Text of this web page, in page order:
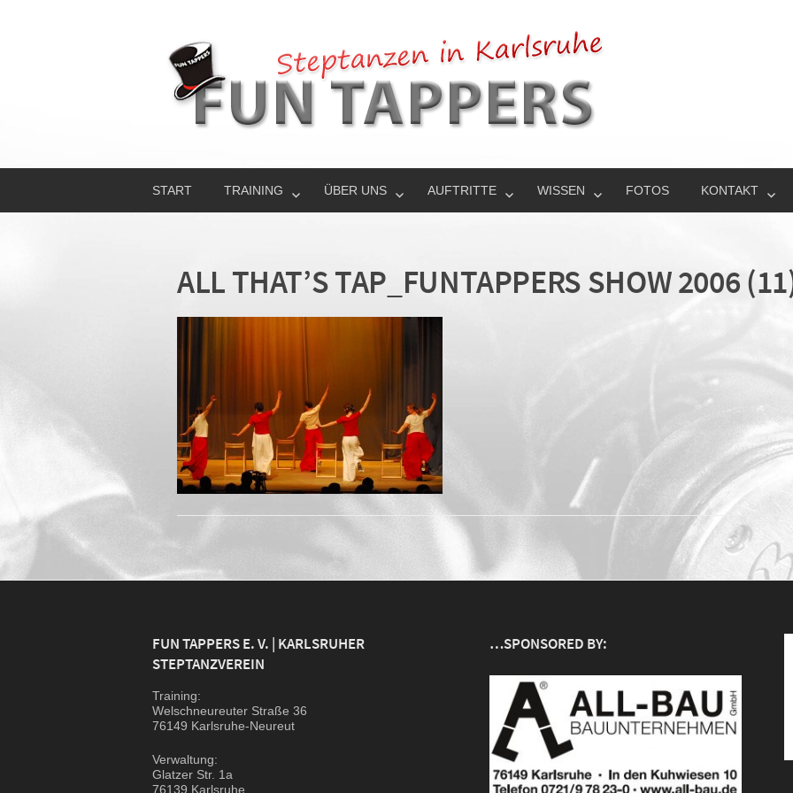
START TRAINING ÜBER UNS AUFTRITTE WISSEN FOTOS KONTAKT
ALL THAT’S TAP_FUNTAPPERS SHOW 2006
FUN TAPPERS E. V. | KARLSRUHER
STEPTANZVEREIN
Trai­ning:
Wel­sch­neu­reu­ter Stra­ße 36
76149 Karlsruhe-Neureut
Ver­wal­tung:
Glat­zer Str. 1a
76139 Karlsruhe
…SPONSORED BY: